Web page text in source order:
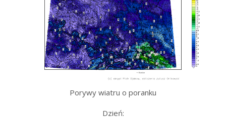
Porywy wiatru o poranku
Dzień: